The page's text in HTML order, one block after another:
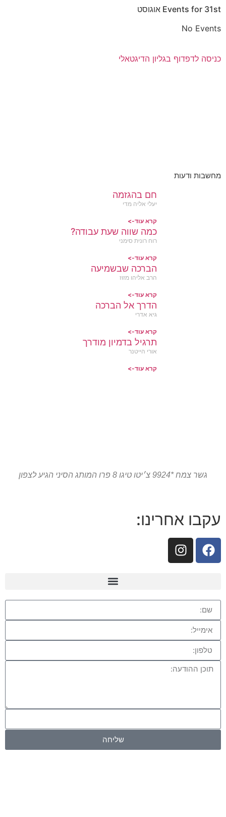
Events for 31st
אוגוסט
No Events
כניסה לדפדוף בגליון הדיגטאלי
מחשבות ודעות
חם בהגזמה
יעלי אליה מדי
קרא עוד->
כמה שווה שעת עבודה?
רוח רונית סימני
קרא עוד->
הברכה שבשמיעה
הרב אליהו מזוז
קרא עוד->
הדרך אל הברכה
גיא אדרי
קרא עוד->
תרגיל בדמיון מודרך
אורי הייטנר
קרא עוד->
גשר צמח *9924 צ׳יטו טיגו 8 פרו המותג הסיני הגיע לצפון
עקבו אחרינו:
שליחה